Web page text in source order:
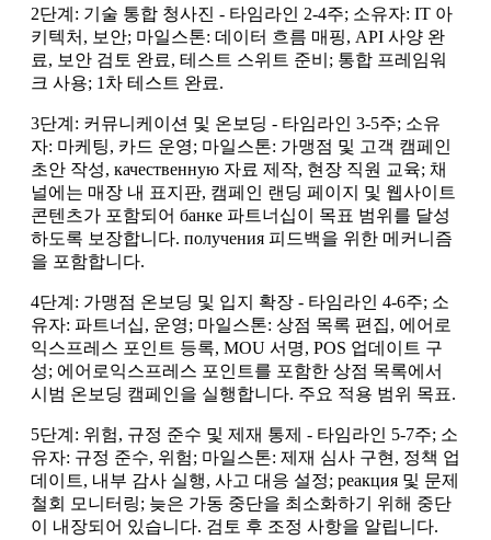
2단계: 기술 통합 청사진 - 타임라인 2-4주; 소유자: IT 아
키텍처, 보안; 마일스톤: 데이터 흐름 매핑, API 사양 완
료, 보안 검토 완료, 테스트 스위트 준비; 통합 프레임워
크 사용; 1차 테스트 완료.
3단계: 커뮤니케이션 및 온보딩 - 타임라인 3-5주; 소유
자: 마케팅, 카드 운영; 마일스톤: 가맹점 및 고객 캠페인
초안 작성, качественную 자료 제작, 현장 직원 교육; 채
널에는 매장 내 표지판, 캠페인 랜딩 페이지 및 웹사이트
콘텐츠가 포함되어 банке 파트너십이 목표 범위를 달성
하도록 보장합니다. получения 피드백을 위한 메커니즘
을 포함합니다.
4단계: 가맹점 온보딩 및 입지 확장 - 타임라인 4-6주; 소
유자: 파트너십, 운영; 마일스톤: 상점 목록 편집, 에어로
익스프레스 포인트 등록, MOU 서명, POS 업데이트 구
성; 에어로익스프레스 포인트를 포함한 상점 목록에서
시범 온보딩 캠페인을 실행합니다. 주요 적용 범위 목표.
5단계: 위험, 규정 준수 및 제재 통제 - 타임라인 5-7주; 소
유자: 규정 준수, 위험; 마일스톤: 제재 심사 구현, 정책 업
데이트, 내부 감사 실행, 사고 대응 설정; реакция 및 문제
철회 모니터링; 늦은 가동 중단을 최소화하기 위해 중단
이 내장되어 있습니다. 검토 후 조정 사항을 알립니다.